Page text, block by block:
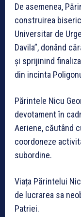
De asemenea,
construirea
Universitar de
Davila”, donând
și sprijinind
din incinta
Părintele Nicu
devotament în
Aeriene, căutând
coordoneze
subordine.
Viața Părintelui
de lucrarea sa
Patriei.